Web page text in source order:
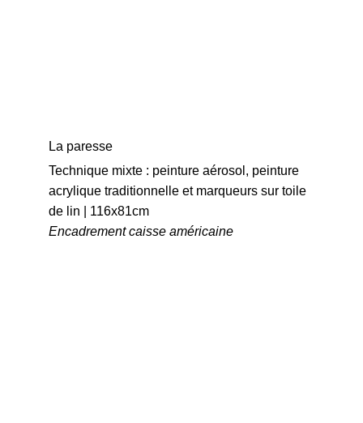
La paresse
Technique mixte : peinture aérosol, peinture
acrylique traditionnelle et marqueurs sur toile
de lin | 116x81cm
Encadrement caisse américaine